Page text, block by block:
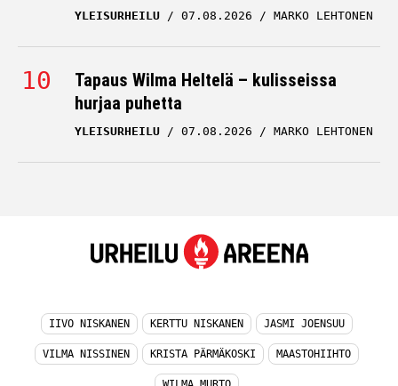
YLEISURHEILU 07.08.2026 MARKO LEHTONEN
Tapaus Wilma Heltelä – kulisseissa
hurjaa puhetta
YLEISURHEILU 07.08.2026 MARKO LEHTONEN
IIVO NISKANEN KERTTU NISKANEN JASMI JOENSUU
VILMA NISSINEN KRISTA PÄRMÄKOSKI MAASTOHIIHTO